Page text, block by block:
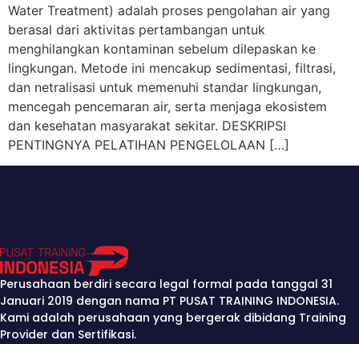
Water Treatment) adalah proses pengolahan air yang
berasal dari aktivitas pertambangan untuk
menghilangkan kontaminan sebelum dilepaskan ke
lingkungan. Metode ini mencakup sedimentasi, filtrasi,
dan netralisasi untuk memenuhi standar lingkungan,
mencegah pencemaran air, serta menjaga ekosistem
dan kesehatan masyarakat sekitar. DESKRIPSI
PENTINGNYA PELATIHAN PENGELOLAAN […]
Perusahaan berdiri secara legal formal pada tanggal 31
Januari 2019 dengan nama PT PUSAT TRAINING INDONESIA.
Kami adalah perusahaan yang bergerak dibidang Training
Provider dan Sertifikasi.